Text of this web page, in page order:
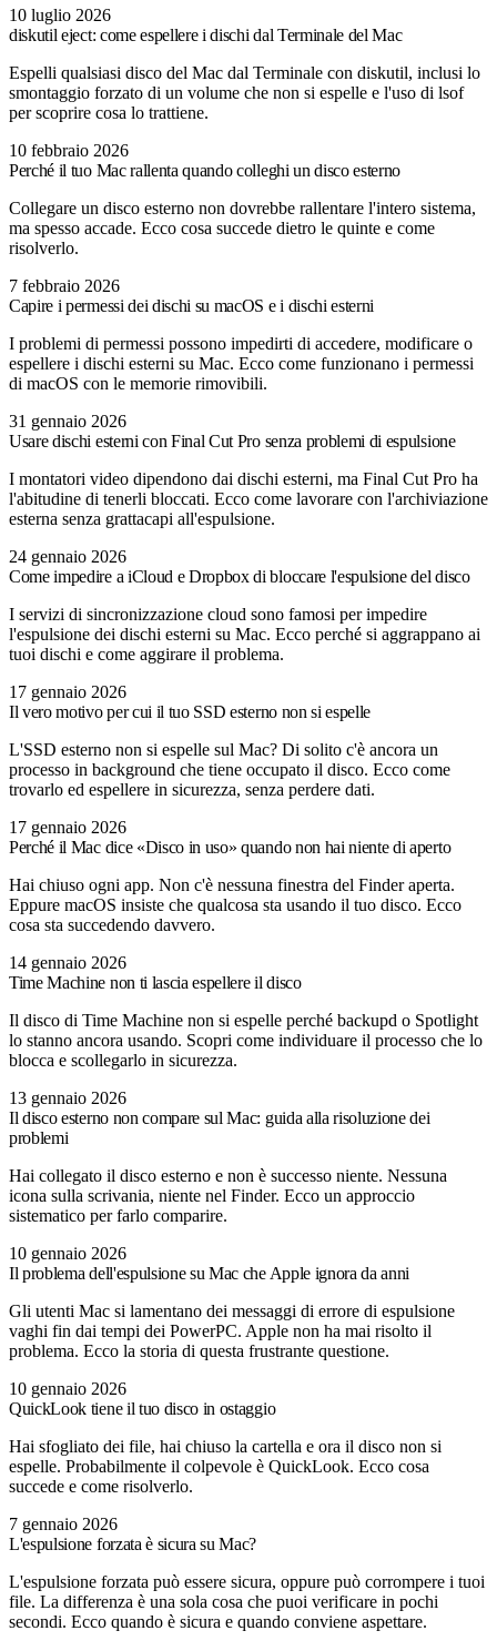
10 luglio 2026
diskutil eject: come espellere i dischi dal Terminale del Mac
Espelli qualsiasi disco del Mac dal Terminale con diskutil, inclusi lo
smontaggio forzato di un volume che non si espelle e l'uso di lsof
per scoprire cosa lo trattiene.
10 febbraio 2026
Perché il tuo Mac rallenta quando colleghi un disco esterno
Collegare un disco esterno non dovrebbe rallentare l'intero sistema,
ma spesso accade. Ecco cosa succede dietro le quinte e come
risolverlo.
7 febbraio 2026
Capire i permessi dei dischi su macOS e i dischi esterni
I problemi di permessi possono impedirti di accedere, modificare o
espellere i dischi esterni su Mac. Ecco come funzionano i permessi
di macOS con le memorie rimovibili.
31 gennaio 2026
Usare dischi esterni con Final Cut Pro senza problemi di espulsione
I montatori video dipendono dai dischi esterni, ma Final Cut Pro ha
l'abitudine di tenerli bloccati. Ecco come lavorare con l'archiviazione
esterna senza grattacapi all'espulsione.
24 gennaio 2026
Come impedire a iCloud e Dropbox di bloccare l'espulsione del disco
I servizi di sincronizzazione cloud sono famosi per impedire
l'espulsione dei dischi esterni su Mac. Ecco perché si aggrappano ai
tuoi dischi e come aggirare il problema.
17 gennaio 2026
Il vero motivo per cui il tuo SSD esterno non si espelle
L'SSD esterno non si espelle sul Mac? Di solito c'è ancora un
processo in background che tiene occupato il disco. Ecco come
trovarlo ed espellere in sicurezza, senza perdere dati.
17 gennaio 2026
Perché il Mac dice «Disco in uso» quando non hai niente di aperto
Hai chiuso ogni app. Non c'è nessuna finestra del Finder aperta.
Eppure macOS insiste che qualcosa sta usando il tuo disco. Ecco
cosa sta succedendo davvero.
14 gennaio 2026
Time Machine non ti lascia espellere il disco
Il disco di Time Machine non si espelle perché backupd o Spotlight
lo stanno ancora usando. Scopri come individuare il processo che lo
blocca e scollegarlo in sicurezza.
13 gennaio 2026
Il disco esterno non compare sul Mac: guida alla risoluzione dei
problemi
Hai collegato il disco esterno e non è successo niente. Nessuna
icona sulla scrivania, niente nel Finder. Ecco un approccio
sistematico per farlo comparire.
10 gennaio 2026
Il problema dell'espulsione su Mac che Apple ignora da anni
Gli utenti Mac si lamentano dei messaggi di errore di espulsione
vaghi fin dai tempi dei PowerPC. Apple non ha mai risolto il
problema. Ecco la storia di questa frustrante questione.
10 gennaio 2026
QuickLook tiene il tuo disco in ostaggio
Hai sfogliato dei file, hai chiuso la cartella e ora il disco non si
espelle. Probabilmente il colpevole è QuickLook. Ecco cosa
succede e come risolverlo.
7 gennaio 2026
L'espulsione forzata è sicura su Mac?
L'espulsione forzata può essere sicura, oppure può corrompere i tuoi
file. La differenza è una sola cosa che puoi verificare in pochi
secondi. Ecco quando è sicura e quando conviene aspettare.